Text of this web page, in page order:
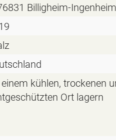
Billigheim-Ingenheim
kühlen, trockenen
Ort lagern